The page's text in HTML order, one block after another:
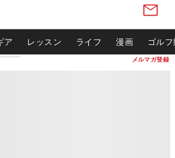
メルマガ登録
ア レッスン ライフ 漫画 ゴル